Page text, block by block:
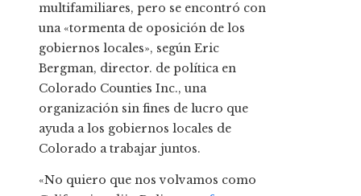
multifamiliares, pero se encontró con
una «tormenta de oposición de los
gobiernos locales», según Eric
Bergman, director. de política en
Colorado Counties Inc., una
organización sin fines de lucro que
ayuda a los gobiernos locales de
Colorado a trabajar juntos.
«No quiero que nos volvamos como